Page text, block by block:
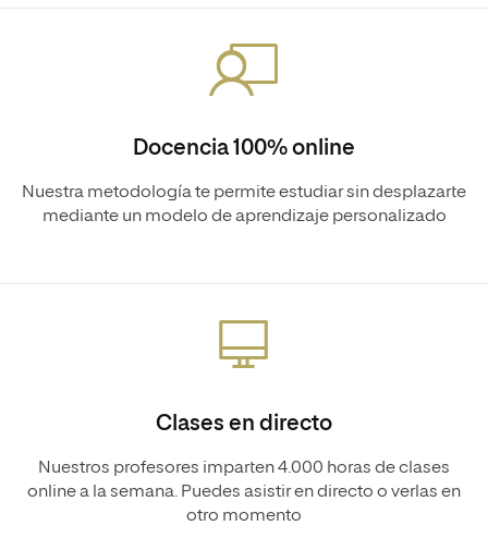
Docencia 100% online
Nuestra metodología te permite estudiar sin desplazarte
mediante un modelo de aprendizaje personalizado
Clases en directo
Nuestros profesores imparten 4.000 horas de clases
online a la semana. Puedes asistir en directo o verlas en
otro momento